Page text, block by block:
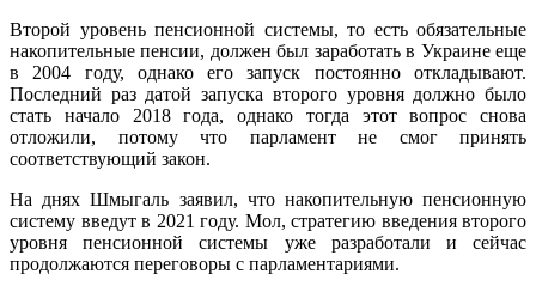
Второй уровень пенсионной системы, то есть обязательные
накопительные пенсии, должен был заработать в Украине еще
в 2004 году, однако его запуск постоянно откладывают.
Последний раз датой запуска второго уровня должно было
стать начало 2018 года, однако тогда этот вопрос снова
отложили, потому что парламент не смог принять
соответствующий закон.
На днях Шмыгаль заявил, что накопительную пенсионную
систему введут в 2021 году. Мол, стратегию введения второго
уровня пенсионной системы уже разработали и сейчас
продолжаются переговоры с парламентариями.